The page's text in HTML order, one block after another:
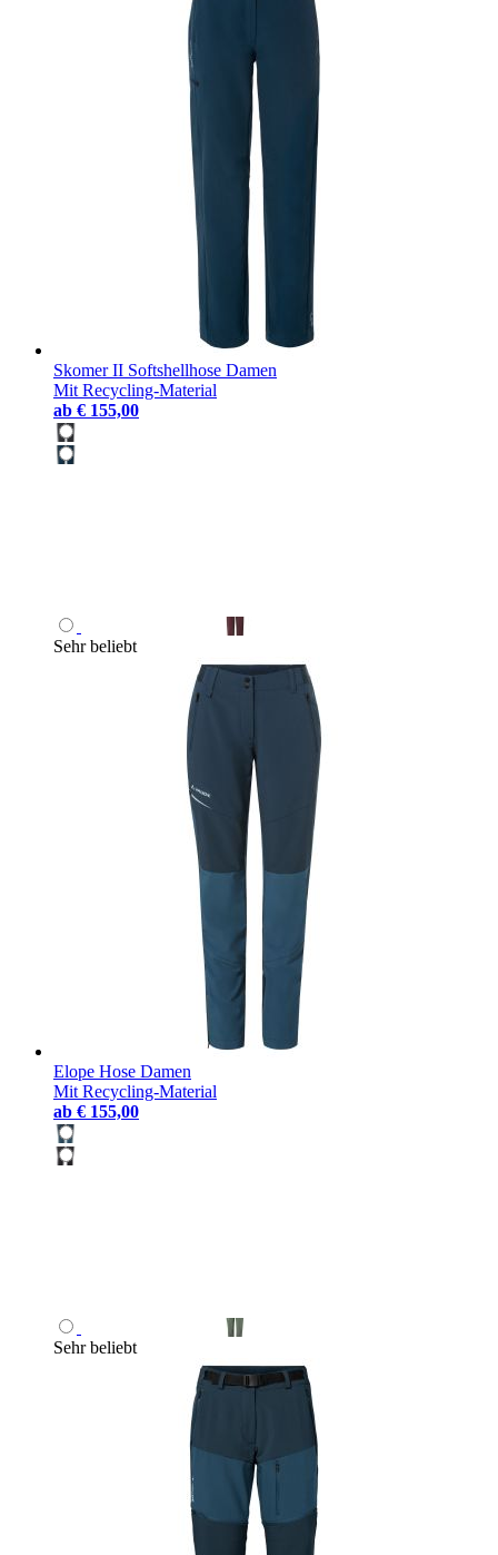
Skomer II Softshellhose Damen
Mit Recycling-Material
ab € 155,00
Sehr beliebt
Elope Hose Damen
Mit Recycling-Material
ab € 155,00
Sehr beliebt